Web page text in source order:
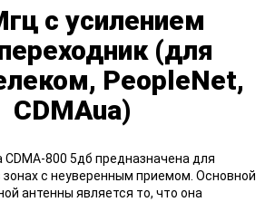
с усилением
(для
PeopleNet,
CDMAua)
800 5дб предназначена для
зонах с неуверенным приемом. Основной
антенны является то, что она